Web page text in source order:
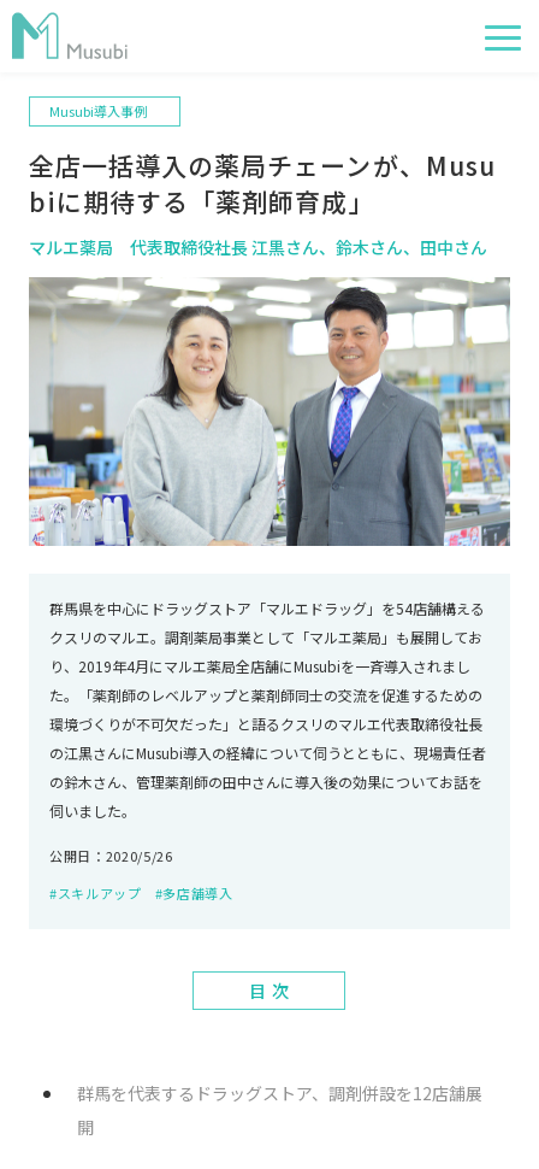
電子薬歴
服薬フォロー
AI在庫管理
事例
サポート・価格
お役立ち情報
イベント
Musubi導入事例
全店一括導入の薬局チェーンが、Musu
biに期待する「薬剤師育成」
マルエ薬局 代表取締役社長 江黒さん、鈴木さん、田中さん
群馬県を中心にドラッグストア「マルエドラッグ」を54店舗構える
クスリのマルエ。調剤薬局事業として「マルエ薬局」も展開してお
り、2019年4月にマルエ薬局全店舗にMusubiを一斉導入されまし
た。「薬剤師のレベルアップと薬剤師同士の交流を促進するための
環境づくりが不可欠だった」と語るクスリのマルエ代表取締役社長
の江黒さんにMusubi導入の経緯について伺うとともに、現場責任者
の鈴木さん、管理薬剤師の田中さんに導入後の効果についてお話を
伺いました。
公開日：2020/5/26
#スキルアップ
#多店舗導入
目 次
群馬を代表するドラッグストア、調剤併設を12店舗展
開